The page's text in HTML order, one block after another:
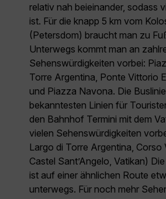
relativ nah beieinander, sodass
ist. Für die knapp 5 km vom
(Petersdom) braucht man zu
Unterwegs kommt man an
Sehenswürdigkeiten vorbei:
Torre Argentina, Ponte Vittorio
und Piazza Navona. Die
bekanntesten Linien für
den Bahnhof Termini mit dem
vielen Sehenswürdigkeiten
Largo di Torre Argentina, Corso
Castel Sant’Angelo, Vatikan)
ist auf einer ähnlichen Route
unterwegs. Für noch mehr